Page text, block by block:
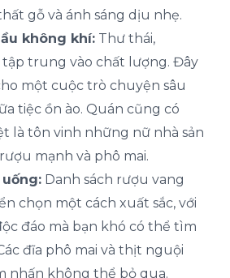
gỗ và ánh sáng dịu nhẹ.
không khí: Thư thái,
trung vào chất lượng. Đây
một cuộc trò chuyện sâu
tiệc ồn ào. Quán cũng có
là tôn vinh những nữ nhà sản
mạnh và phô mai.
Danh sách rượu vang
chọn một cách xuất sắc, với
đáo mà bạn khó có thể tìm
đĩa phô mai và thịt nguội
nhấn không thể bỏ qua.